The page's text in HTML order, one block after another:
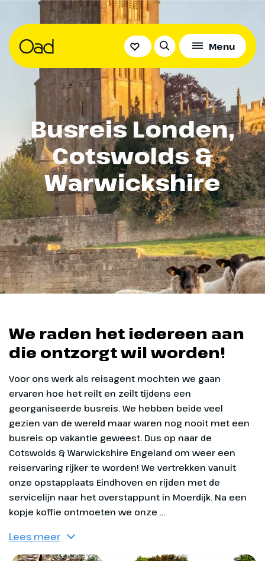
Menu
Busreis Londen,
Cotswolds &
Warwickshire
We raden het iedereen aan
die ontzorgt wil worden!
Voor ons werk als reisagent mochten we gaan ervaren hoe het reilt en zeilt tijdens een georganiseerde busreis. We hebben beide veel gezien van de wereld maar waren nog nooit met een busreis op vakantie geweest. Dus op naar de Cotswolds & Warwickshire Engeland om weer een reiservaring
Lees meer